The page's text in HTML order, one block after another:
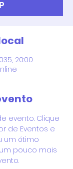
20:00
evento. Clique
de Eventos e
um ótimo
pouco mais